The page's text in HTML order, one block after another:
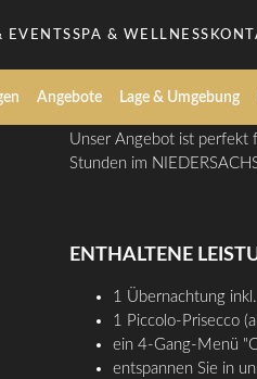
Angebote Lage & Umgebung
EVENTSSPA & WELLNESS
Unser Angebot ist perfekt
Stunden im
ENTHALTENE
1 Übernachtung
1 Piccolo-Prisecco
ein 4-Gang-Menü
entspannen Sie in